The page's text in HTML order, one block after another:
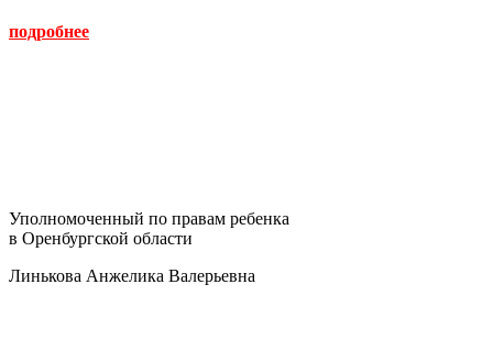
подробнее
Уполномоченный по правам ребенка
в Оренбургской области
Линькова Анжелика Валерьевна